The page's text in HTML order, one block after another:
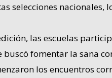
selecciones
las escuelas
fomentar la sana
los encuentros